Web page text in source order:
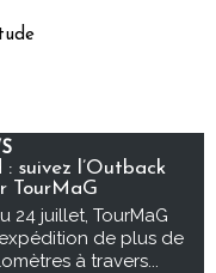
suivez l’Outback
TourMaG
24 juillet, TourMaG
de plus de
à travers...